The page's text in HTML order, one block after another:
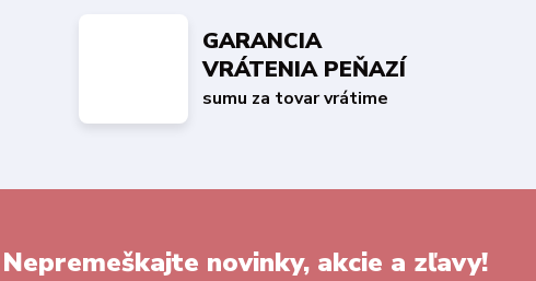
GARANCIA
VRÁTENIA PEŇAZÍ
sumu za tovar vrátime
Nepremeškajte novinky, akcie a zľavy!